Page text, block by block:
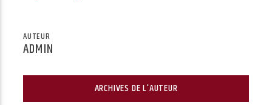
AUTEUR
ADMIN
ARCHIVES DE L'AUTEUR